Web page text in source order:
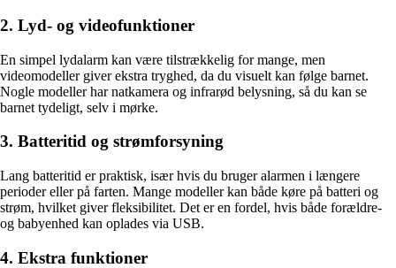
2. Lyd- og videofunktioner
En simpel lydalarm kan være tilstrækkelig for mange, men
videomodeller giver ekstra tryghed, da du visuelt kan følge barnet.
Nogle modeller har natkamera og infrarød belysning, så du kan se
barnet tydeligt, selv i mørke.
3. Batteritid og strømforsyning
Lang batteritid er praktisk, især hvis du bruger alarmen i længere
perioder eller på farten. Mange modeller kan både køre på batteri og
strøm, hvilket giver fleksibilitet. Det er en fordel, hvis både forældre-
og babyenhed kan oplades via USB.
4. Ekstra funktioner